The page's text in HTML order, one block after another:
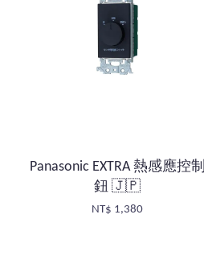
Panasonic EXTRA 熱感應控制
鈕 🇯🇵
NT$ 1,380